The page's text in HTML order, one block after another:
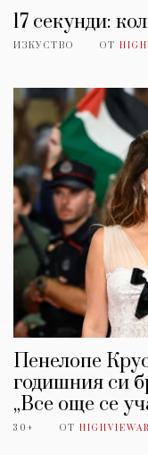
17 секунди:
ИЗКУСТВО ОТ
Пенелопе
годишния си
„Все още се
30+ ОТ